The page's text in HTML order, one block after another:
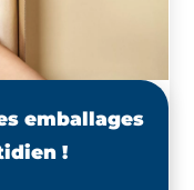
emballages
!